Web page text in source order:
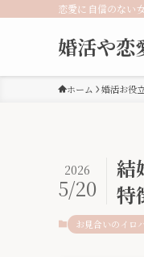
恋愛に自信のない
婚活や恋
ホーム 婚活お役
結
特
2026
5/20
お見合いのイロ